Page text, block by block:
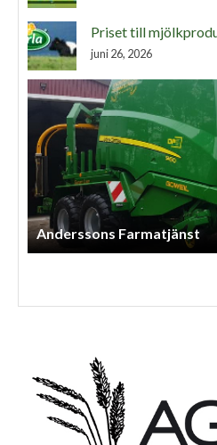
Priset till
juni 26, 2026
Anderssons Farmatjänst